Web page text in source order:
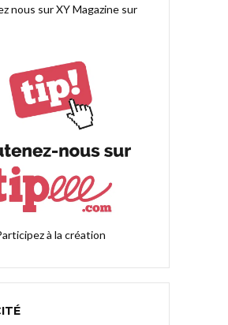
nous surXY Magazine sur
à la création